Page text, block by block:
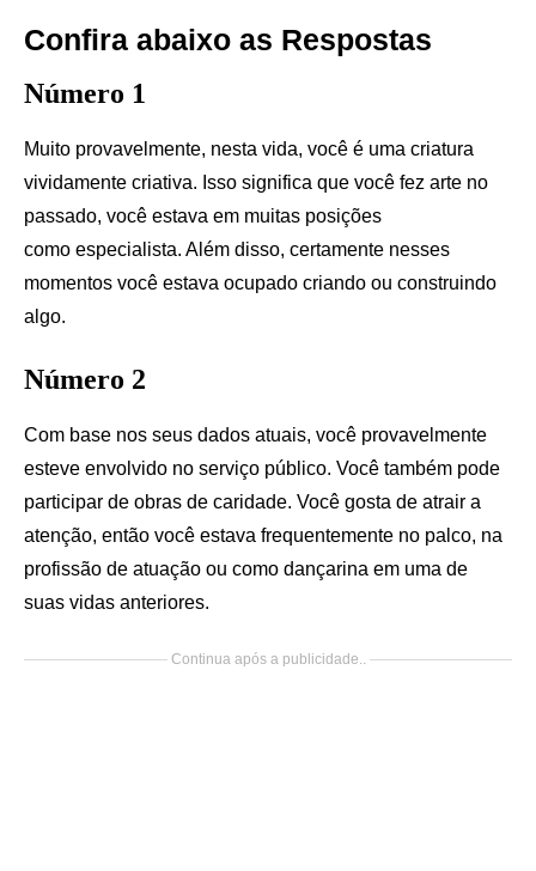
Confira abaixo as Respostas
Número 1
Muito provavelmente, nesta vida, você é uma criatura
vividamente criativa. Isso significa que você fez arte no
passado, você estava em muitas posições
como especialista. Além disso, certamente nesses
momentos você estava ocupado criando ou construindo
algo.
Número 2
Com base nos seus dados atuais, você provavelmente
esteve envolvido no serviço público. Você também pode
participar de obras de caridade. Você gosta de atrair a
atenção, então você estava frequentemente no palco, na
profissão de atuação ou como dançarina em uma de
suas vidas anteriores.
Continua após a publicidade..